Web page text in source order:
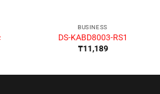
BUSINESS
DS-KABD8003-RS1
₸11,189